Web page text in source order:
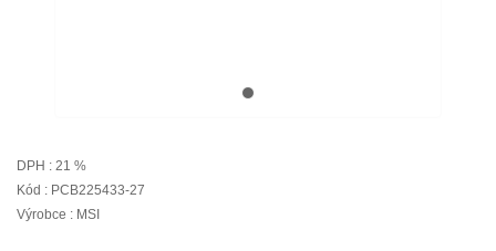
DPH : 21 %
Kód : PCB225433-27
Výrobce : MSI